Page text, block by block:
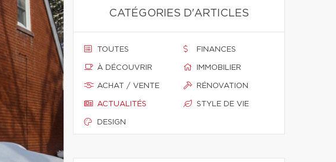
CATÉGORIES D'ARTICLES
TOUTES
À DÉCOUVRIR
ACHAT / VENTE
ACTUALITÉS
DESIGN
FINANCES
IMMOBILIER
RÉNOVATION
STYLE DE VIE